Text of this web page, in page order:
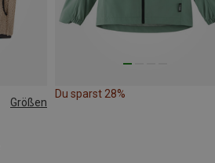
Größen
Du sparst 28%